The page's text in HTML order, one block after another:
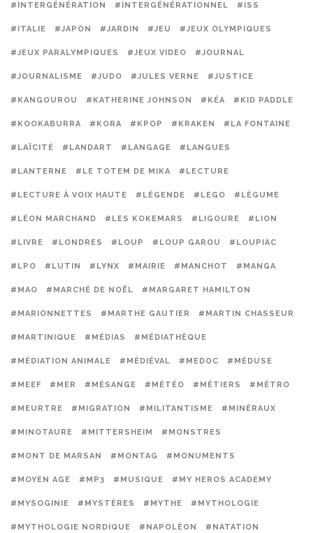
#INTERGÉNÉRATION #INTERGÉNÉRATIONNEL #ISS
#ITALIE #JAPON #JARDIN #JEU #JEUX OLYMPIQUES
#JEUX PARALYMPIQUES #JEUX VIDEO #JOURNAL
#JOURNALISME #JUDO #JULES VERNE #JUSTICE
#KANGOUROU #KATHERINE JOHNSON #KÉA #KID PADDLE
#KOOKABURRA #KORA #KPOP #KRAKEN #LA FONTAINE
#LAÏCITÉ #LANDART #LANGAGE #LANGUES
#LANTERNE #LE TOTEM DE MIKA #LECTURE
#LECTURE À VOIX HAUTE #LÉGENDE #LEGO #LÉGUME
#LÉON MARCHAND #LES KOKEMARS #LIGOURE #LION
#LIVRE #LONDRES #LOUP #LOUP GAROU #LOUPIAC
#LPO #LUTIN #LYNX #MAIRIE #MANCHOT #MANGA
#MAO #MARCHÉ DE NOËL #MARGARET HAMILTON
#MARIONNETTES #MARTHE GAUTIER #MARTIN CHASSEUR
#MARTINIQUE #MÉDIAS #MÉDIATHÈQUE
#MÉDIATION ANIMALE #MÉDIÉVAL #MEDOC #MÉDUSE
#MEEF #MER #MÉSANGE #MÉTÉO #MÉTIERS #MÉTRO
#MEURTRE #MIGRATION #MILITANTISME #MINÉRAUX
#MINOTAURE #MITTERSHEIM #MONSTRES
#MONT DE MARSAN #MONTAG #MONUMENTS
#MOYEN AGE #MP3 #MUSIQUE #MY HEROS ACADEMY
#MYSOGINIE #MYSTÈRES #MYTHE #MYTHOLOGIE
#MYTHOLOGIE NORDIQUE #NAPOLÉON #NATATION